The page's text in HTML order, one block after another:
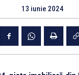
13 iunie 2024